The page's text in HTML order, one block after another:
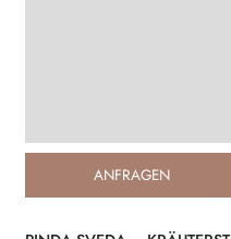
ANFRAGEN